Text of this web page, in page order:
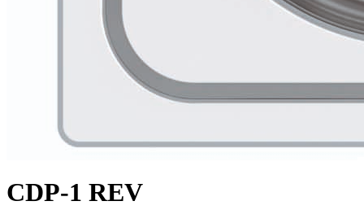
CDP-1 REV